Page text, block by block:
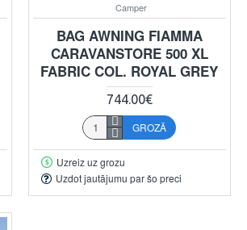
Camper
BAG AWNING FIAMMA
CARAVANSTORE 500 XL
FABRIC COL. ROYAL GREY
744.00€
GROZĀ
Uzreiz uz grozu
Uzdot jautājumu par šo preci